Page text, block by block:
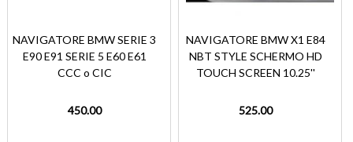
NAVIGATORE BMW SERIE 3
E90 E91 SERIE 5 E60 E61
CCC o CIC
450.00
NAVIGATORE BMW X1 E84
NBT STYLE SCHERMO HD
TOUCH SCREEN 10.25''
525.00